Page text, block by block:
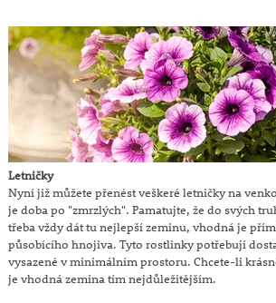
Letničky
Nyní již můžete přenést veškeré letničky na
je doba po "zmrzlých". Pamatujte, že do svých
třeba vždy dát tu nejlepší zeminu, vhodná je
působícího hnojiva. Tyto rostlinky potřebují
vysazené v minimálním prostoru. Chcete-li
je vhodná zemina tím nejdůležitějším.